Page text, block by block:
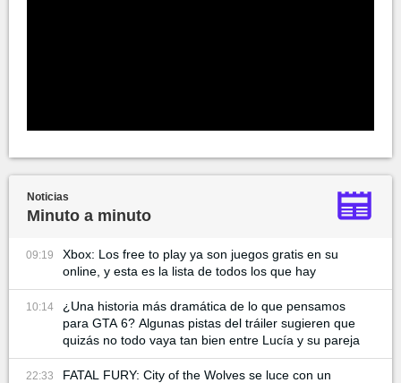
Noticias
Minuto a minuto
09:19
Xbox: Los free to play ya son juegos gratis en su
online, y esta es la lista de todos los que hay
10:14
¿Una historia más dramática de lo que pensamos
para GTA 6? Algunas pistas del tráiler sugieren que
quizás no todo vaya tan bien entre Lucía y su pareja
22:33
FATAL FURY: City of the Wolves se luce con un